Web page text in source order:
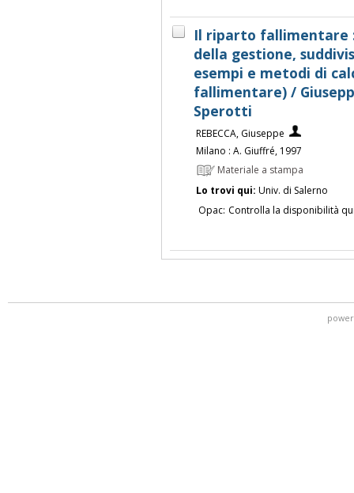
Il riparto fallimentare
della gestione,
esempi e metodi di
fallimentare) /
Sperotti
REBECCA, Giuseppe
Milano : A. Giuffré, 1997
Materiale a stampa
Lo trovi qui: Univ. di Salerno
Opac: Controlla la disponibilità